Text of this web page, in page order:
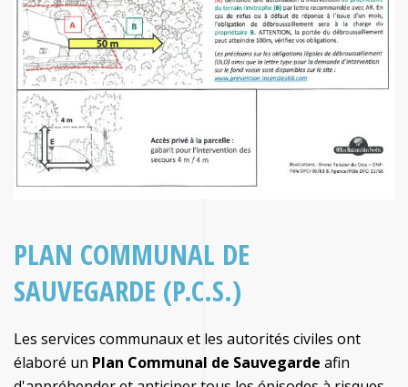
PLAN COMMUNAL DE
SAUVEGARDE (P.C.S.)
Les services communaux et les autorités civiles ont
élaboré un Plan Communal de Sauvegarde afin